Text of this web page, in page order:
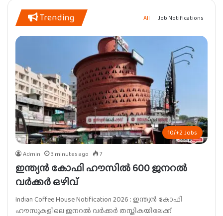
Trending All Job Notifications
10/+2 Jobs
Admin 3 minutes ago 7
ഇന്ത്യൻ കോഫി ഹൗസിൽ 600 ജനറൽ
വർക്കർ ഒഴിവ്
Indian Coffee House Notification 2026 : ഇന്ത്യൻ കോഫി
ഹൗസുകളിലെ ജനറൽ വർക്കർ തസ്തികയിലേക്ക്